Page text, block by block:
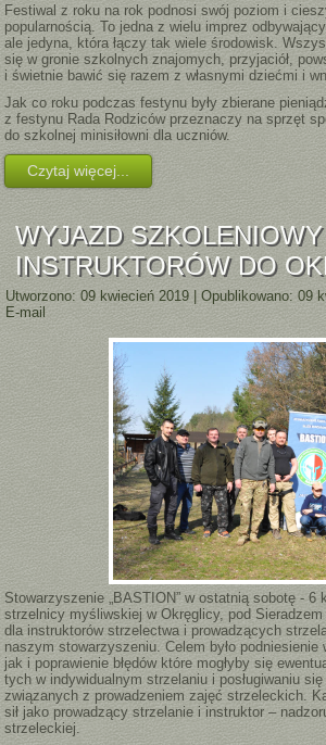
Festiwal z roku na rok podnosi swój poziom i
popularnością. To jedna z wielu imprez
ale jedyna, która łączy tak wiele środowisk.
się w gronie szkolnych znajomych, przyjaciół,
i świetnie bawić się razem z własnymi dziećmi i
Jak co roku podczas festynu były zbierane
z festynu Rada Rodziców przeznaczy na sprzęt
do szkolnej minisiłowni dla uczniów.
Czytaj więcej...
WYJAZD SZKOLENIOWY
INSTRUKTORÓW DO
Utworzono: 09 kwiecień 2019 |Opublikowano: 09
E-mail
Stowarzyszenie „BASTION” w ostatnią sobotę - 6
strzelnicy myśliwskiej w Okręglicy, pod Sieradzem
dla instruktorów strzelectwa i prowadzących
naszym stowarzyszeniu. Celem było podniesienie
jak i poprawienie błędów które mogłyby się
tych w indywidualnym strzelaniu i posługiwaniu
związanych z prowadzeniem zajęć strzeleckich.
sił jako prowadzący strzelanie i instruktor –
strzeleckiej.